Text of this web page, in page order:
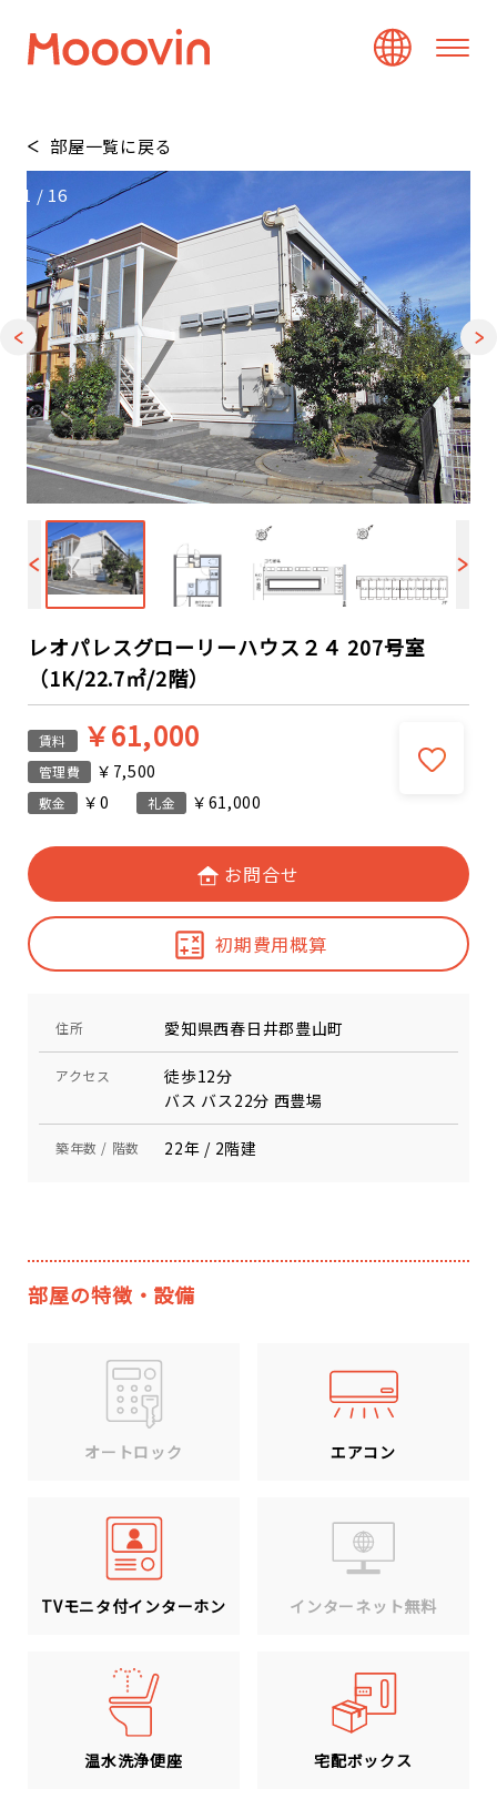
部屋一覧に戻る
1 / 16
レオパレスグローリーハウス２４ 207号室
（1K/22.7㎡/2階）
賃料 ￥61,000
管理費 ￥7,500
敷金 ￥0 礼金 ￥61,000
お問合せ
初期費用概算
住所 愛知県西春日井郡豊山町
アクセス
徒歩12分
バス バス22分 西豊場
築年数 / 階数 22年 / 2階建
部屋の特徴・設備
オートロック エアコン
TVモニタ付インターホン インターネット無料
温水洗浄便座 宅配ボックス